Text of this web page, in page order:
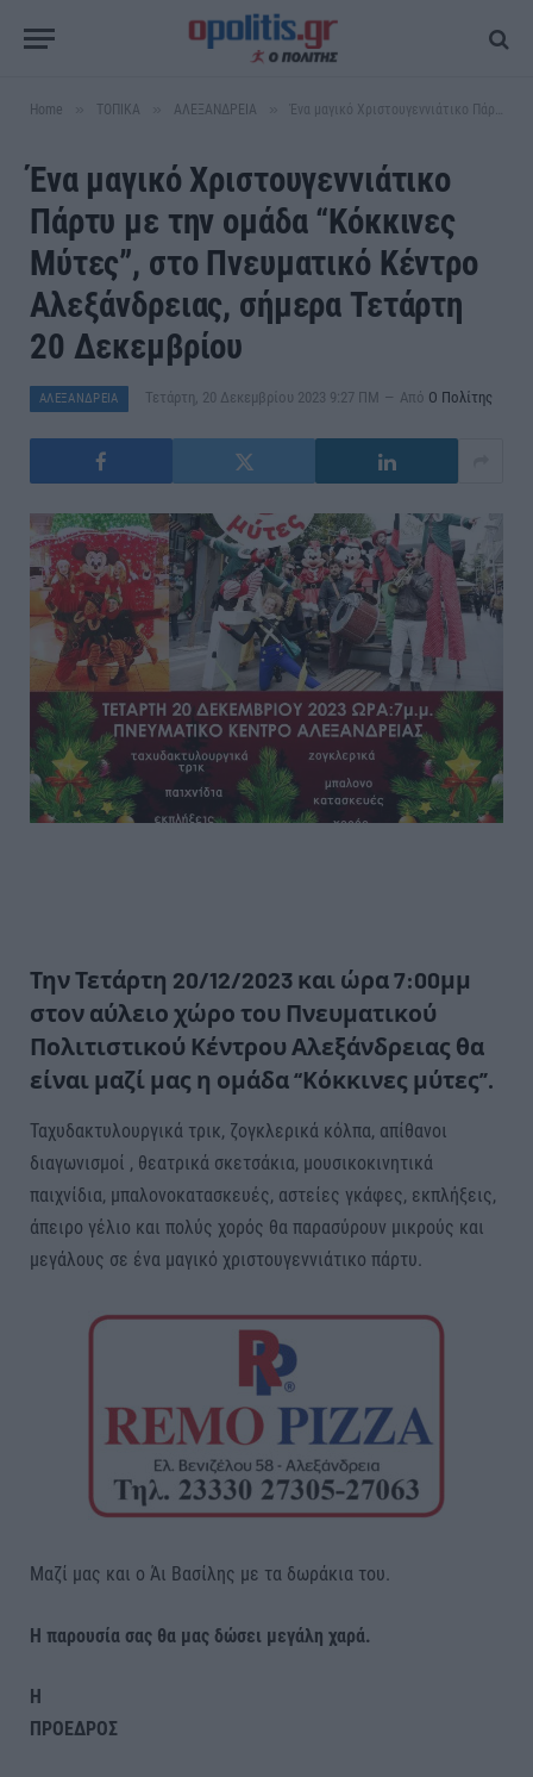
Home ΤΟΠΙΚΑ ΑΛΕΞΑΝΔΡΕΙΑ Ένα μαγικό Χριστουγεννιάτικο Πάρτυ με την ομάδα “Κόκκινες Μύτες”, στο Πνευματικό Κέντρο Αλεξάνδρειας, σήμερα Τετάρτη 20 Δεκεμβρίου
Ένα μαγικό Χριστουγεννιάτικο
Πάρτυ με την ομάδα “Κόκκινες
Μύτες”, στο Πνευματικό Κέντρο
Αλεξάνδρειας, σήμερα Τετάρτη
20 Δεκεμβρίου
ΑΛΕΞΑΝΔΡΕΙΑ Τετάρτη, 20 Δεκεμβρίου 2023 9:27 ΠΜ Από Ο Πολίτης
Την Τετάρτη 20/12/2023 και ώρα 7:00μμ
στον αύλειο χώρο του Πνευματικού
Πολιτιστικού Κέντρου Αλεξάνδρειας θα
είναι μαζί μας η ομάδα “Κόκκινες μύτες”.
Ταχυδακτυλουργικά τρικ, ζογκλερικά κόλπα, απίθανοι
διαγωνισμοί , θεατρικά σκετσάκια, μουσικοκινητικά
παιχνίδια, μπαλονοκατασκευές, αστείες γκάφες, εκπλήξεις,
άπειρο γέλιο και πολύς χορός θα παρασύρουν μικρούς και
μεγάλους σε ένα μαγικό χριστουγεννιάτικο πάρτυ.
Μαζί μας και ο Άι Βασίλης με τα δωράκια του.
Η παρουσία σας θα μας δώσει μεγάλη χαρά.
Η
ΠΡΟΕΔΡΟΣ